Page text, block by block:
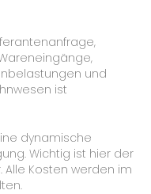
und
ist
dynamische
Wichtig ist hier der
Alle Kosten werden im